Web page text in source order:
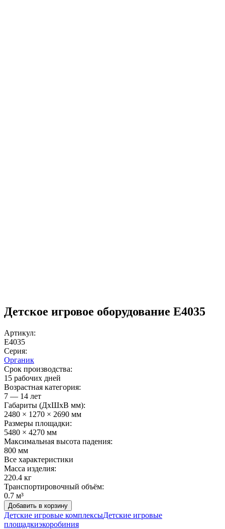
Детское игровое оборудование E4035
Артикул:
E4035
Серия:
Органик
Срок производства:
15 рабочих дней
Возрастная категория:
7 — 14 лет
Габариты (ДхШxВ мм):
2480 × 1270 × 2690 мм
Размеры площадки:
5480 × 4270 мм
Максимальная высота падения:
800 мм
Все характеристики
Масса изделия:
220.4 кг
Транспортировочный объём:
0.7 м³
Добавить в корзину
Детские игровые комплексыДетские игровые
площадкиэкоробиния